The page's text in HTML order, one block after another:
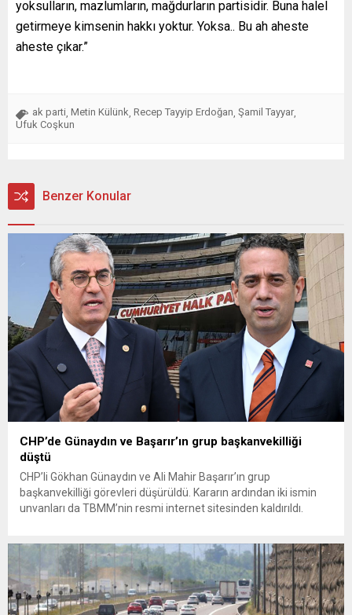
yoksulların, mazlumların, mağdurların partisidir. Buna halel
getirmeye kimsenin hakkı yoktur. Yoksa.. Bu ah aheste
aheste çıkar.”
ak parti Metin Külünk Recep Tayyip Erdoğan Şamil Tayyar
Ufuk Coşkun
Benzer Konular
CHP’de Günaydın ve Başarır’ın grup başkanvekilliği
düştü
CHP’li Gökhan Günaydın ve Ali Mahir Başarır’ın grup
başkanvekilliği görevleri düşürüldü. Kararın ardından iki ismin
unvanları da TBMM’nin resmi internet sitesinden kaldırıldı.
çıkarma cezası uygulanmak üzere Yüksek Disiplin Kurulu’na
(YDK) sevk edilen ve partideki tüm görevlerinden...